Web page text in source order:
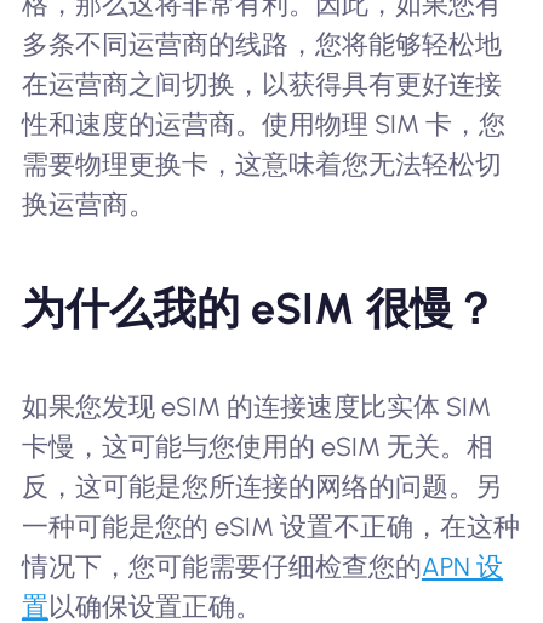
多条不同运营商的线路，您将能够轻松地
在运营商之间切换，以获得具有更好连接
性和速度的运营商。使用物理 SIM 卡，您
需要物理更换卡，这意味着您无法轻松切
换运营商。
为什么我的 eSIM 很慢？
如果您发现 eSIM 的连接速度比实体 SIM
卡慢，这可能与您使用的 eSIM 无关。相
反，这可能是您所连接的网络的问题。另
一种可能是您的 eSIM 设置不正确，在这种
情况下，您可能需要仔细检查您的APN 设
置以确保设置正确。